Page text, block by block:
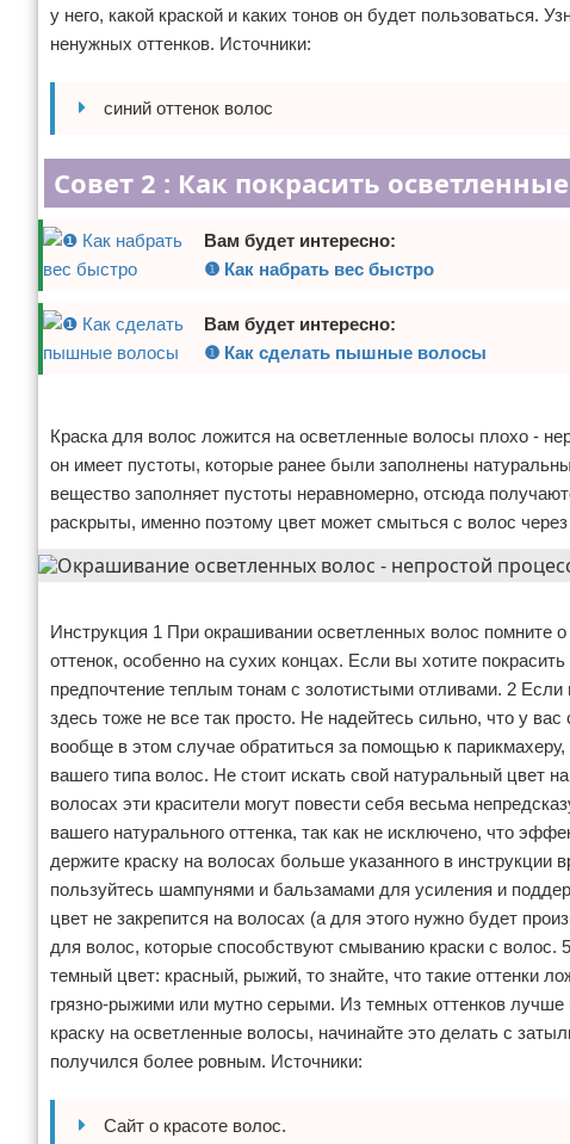
у него, какой краской и каких тонов он будет пользоваться.
ненужных оттенков. Источники:
синий оттенок волос
Совет 2 : Как покрасить
Вам будет интересно:
❶ Как набрать вес быстро
Вам будет интересно:
❶ Как сделать пышные волосы
Краска для волос ложится на осветленные волосы плохо -
он имеет пустоты, которые ранее были заполнены
вещество заполняет пустоты неравномерно, отсюда
раскрыты, именно поэтому цвет может смыться с волос
Инструкция 1 При окрашивании осветленных волос помните
оттенок, особенно на сухих концах. Если вы хотите
предпочтение теплым тонам с золотистыми отливами. 2
здесь тоже не все так просто. Не надейтесь сильно, что у
вообще в этом случае обратиться за помощью к
вашего типа волос. Не стоит искать свой натуральный цвет
волосах эти красители могут повести себя весьма
вашего натурального оттенка, так как не исключено, что
держите краску на волосах больше указанного в
пользуйтесь шампунями и бальзамами для усиления и
цвет не закрепится на волосах (а для этого нужно будет
для волос, которые способствуют смыванию краски с
темный цвет: красный, рыжий, то знайте, что такие оттенки
грязно-рыжими или мутно серыми. Из темных оттенков
краску на осветленные волосы, начинайте это делать с
получился более ровным. Источники:
Сайт о красоте волос.